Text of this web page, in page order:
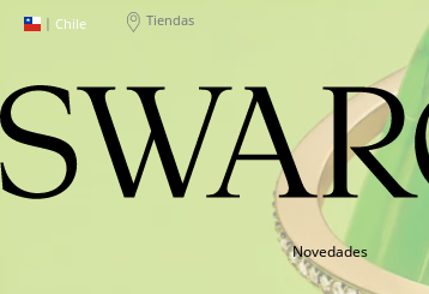
| Chile Tiendas
Novedades